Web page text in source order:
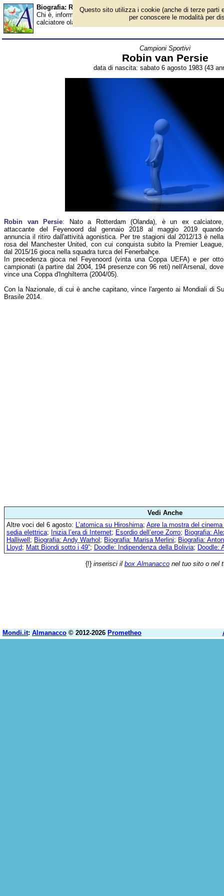
Biografia: Robin van Persie - età - Almanacco
Chi è, informazioni, foto, qual è la data di nascita, età, dove è
calciatore olandese. Breve biografia. Voce dell'Almanacco.
Campioni Sportivi
Robin van Persie
data di nascita: sabato 6 agosto 1983 (43
Robin van Persie: Nato a Rotterdam (Olanda), è un ex calciatore,
attaccante del Feyenoord dal gennaio 2018 al maggio 2019 quando
annuncia il ritiro dall'attività agonistica. Per tre stagioni dal 2012/13 è nella
rosa del Manchester United, con cui conquista subito la Premier League,
dal 2015/16 gioca nella squadra turca del Fenerbahçe.
In precedenza gioca nel Feyenoord (vinta una Coppa UEFA) e per otto
campionati (a partire dal 2004, 194 presenze con 96 reti) nell'Arsenal, dove
vince una Coppa d'Inghilterra (2004/05).
Con la Nazionale, di cui è anche capitano, vince l'argento ai Mondiali di
Brasile 2014.
Vedi Anche
Altre voci del 6 agosto: L’atomica su Hiroshima; Apre la mostra del
sedia elettrica; Inizia l’era di Internet; Esordio dell’eroe Zorro; Biografia:
Halliwell ; Biografia: Andy Warhol ; Biografia: Marisa Merlini; Biografia:
Lloyd; Matt Biondi sotto i 49”; Doodle: Indipendenza della Bolivia; Doodle:
{!} inserisci il box Almanacco nel tuo sito o nel
Mondi.it: Almanacco © 2012-2026 Prometheo
Questo sito utilizza i cookie (anche di terze parti
per conoscere le modalità per